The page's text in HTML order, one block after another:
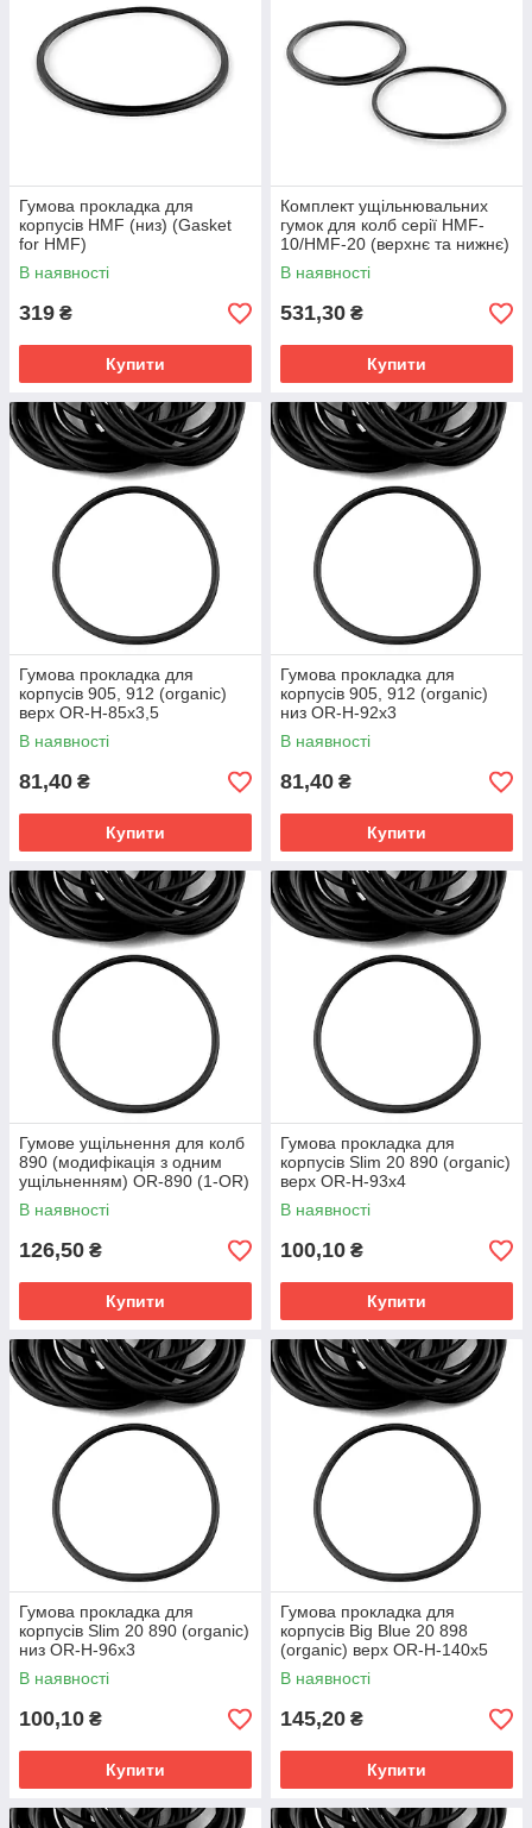
Гумова прокладка для
корпусів HMF (низ) (Gasket
for HMF)
В наявності
319 ₴
Купити
Комплект ущільнювальних
гумок для колб серії HMF-
10/HMF-20 (верхнє та нижнє)
O-ring for HMF complect
В наявності
531,30 ₴
Купити
Гумова прокладка для
корпусів 905, 912 (organic)
верх OR-H-85x3,5
В наявності
81,40 ₴
Купити
Гумова прокладка для
корпусів 905, 912 (organic)
низ OR-H-92x3
В наявності
81,40 ₴
Купити
Гумове ущільнення для колб
890 (модифікація з одним
ущільненням) OR-890 (1-OR)
В наявності
126,50 ₴
Купити
Гумова прокладка для
корпусів Slim 20 890 (organic)
верх OR-H-93x4
В наявності
100,10 ₴
Купити
Гумова прокладка для
корпусів Slim 20 890 (organic)
низ OR-H-96x3
В наявності
100,10 ₴
Купити
Гумова прокладка для
корпусів Big Blue 20 898
(organic) верх OR-H-140x5
В наявності
145,20 ₴
Купити